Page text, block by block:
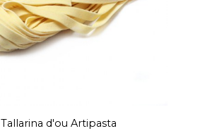
Tallarina d'ou Artipasta